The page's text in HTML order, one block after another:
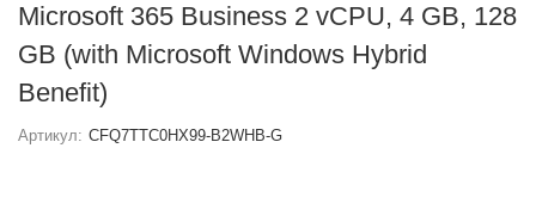
Microsoft 365 Business 2 vCPU, 4 GB, 128
GB (with Microsoft Windows Hybrid
Benefit)
Артикул: CFQ7TTC0HX99-B2WHB-G